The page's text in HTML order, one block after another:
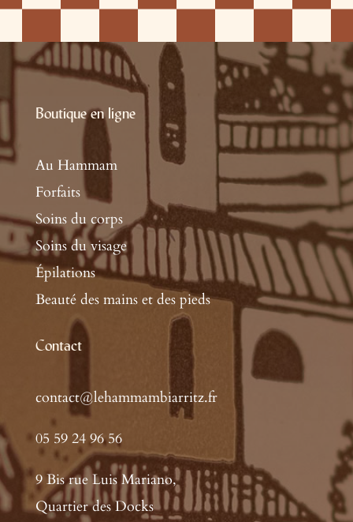
Boutique en ligne
Au Hammam
Forfaits
Soins du corps
Soins du visage
Épilations
Beauté des mains et des pieds
Contact
contact@lehammambiarritz.fr
05 59 24 96 56
9 Bis rue Luis Mariano,
Quartier des Docks